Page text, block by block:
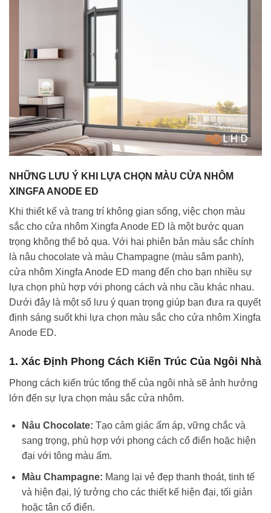
NHỮNG LƯU Ý KHI LỰA CHỌN MÀU CỬA NHÔM
XINGFA ANODE ED
Khi thiết kế và trang trí không gian sống, việc chọn màu
sắc cho cửa nhôm Xingfa Anode ED là một bước quan
trọng không thể bỏ qua. Với hai phiên bản màu sắc chính
là nâu chocolate và màu Champagne (màu sâm panh),
cửa nhôm Xingfa Anode ED mang đến cho bạn nhiều sự
lựa chọn phù hợp với phong cách và nhu cầu khác nhau.
Dưới đây là một số lưu ý quan trọng giúp bạn đưa ra quyết
định sáng suốt khi lựa chọn màu sắc cho cửa nhôm Xingfa
Anode ED.
1. Xác Định Phong Cách Kiến Trúc Của Ngôi Nhà
Phong cách kiến trúc tổng thể của ngôi nhà sẽ ảnh hưởng
lớn đến sự lựa chọn màu sắc cửa nhôm.
Nâu Chocolate: Tạo cảm giác ấm áp, vững chắc và
sang trọng, phù hợp với phong cách cổ điển hoặc hiện
đại với tông màu ấm.
Màu Champagne: Mang lại vẻ đẹp thanh thoát, tinh tế
và hiện đại, lý tưởng cho các thiết kế hiện đại, tối giản
hoặc tân cổ điển.